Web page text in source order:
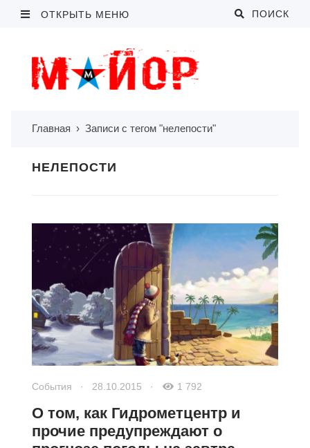
ОТКРЫТЬ МЕНЮ ПОИСК
Главная › Записи с тегом "нелепости"
НЕЛЕПОСТИ
События · 28.10.2015 · 1 792
О том, как Гидрометцентр и
прочие предупреждают о